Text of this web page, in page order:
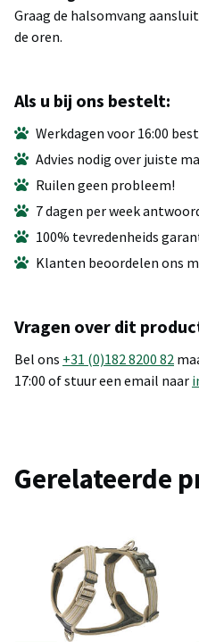
Graag de halsomvang
de oren.
Als u bij ons bestelt:
Werkdagen voor 16:00
Advies nodig over juiste
Ruilen geen probleem!
7 dagen per week
100% tevredenheids
Klanten beoordelen ons
Vragen over dit
Bel ons +31 (0)182 8200 82
17:00 of stuur een email naar
Gerelateerde